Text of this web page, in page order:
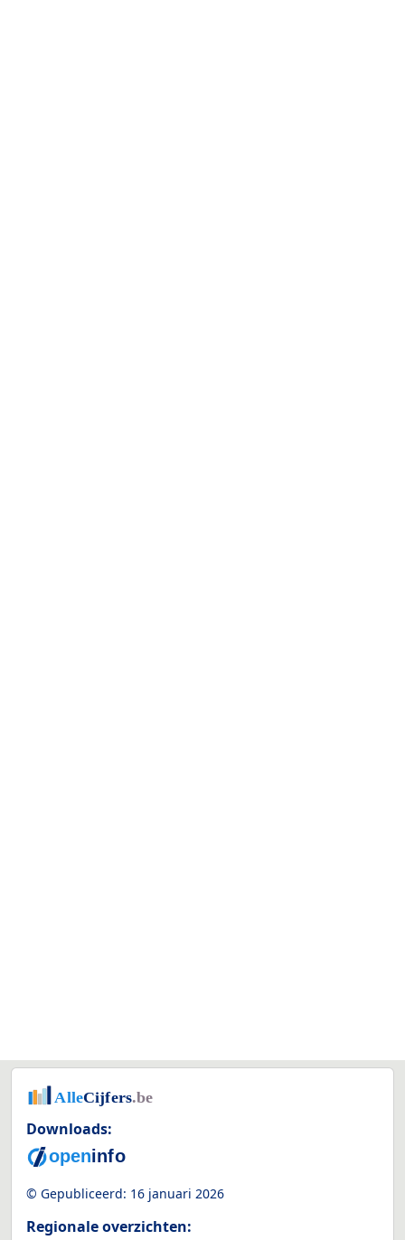
Downloads:
© Gepubliceerd: 16 januari 2026
Regionale overzichten: